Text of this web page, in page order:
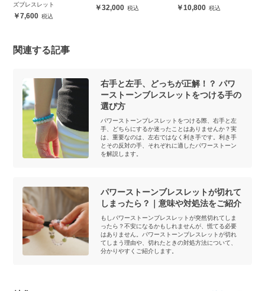
ズブレスレット
7,600
32,000 10,800
関連する記事
右手と左手、どっちが正解！？ パワ
ーストーンブレスレットをつける手の
選び方
パワーストーンブレスレットをつける際、右手と左
手、どちらにするか迷ったことはありませんか？実
は、重要なのは、左右ではなく利き手です。利き手
とその反対の手、それぞれに適したパワーストーン
を解説します。
パワーストーンブレスレットが切れて
しまったら？｜意味や対処法をご紹介
もしパワーストーンブレスレットが突然切れてしま
ったら？不安になるかもしれませんが、慌てる必要
はありません。パワーストーンブレスレットが切れ
てしまう理由や、切れたときの対処方法について、
分かりやすくご紹介します。